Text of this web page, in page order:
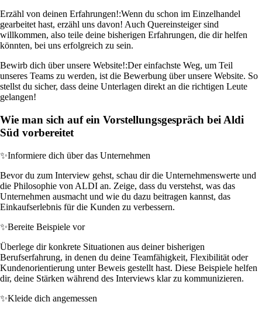
Erzähl von deinen Erfahrungen!:Wenn du schon im Einzelhandel
gearbeitet hast, erzähl uns davon! Auch Quereinsteiger sind
willkommen, also teile deine bisherigen Erfahrungen, die dir helfen
könnten, bei uns erfolgreich zu sein.
Bewirb dich über unsere Website!:Der einfachste Weg, um Teil
unseres Teams zu werden, ist die Bewerbung über unsere Website. So
stellst du sicher, dass deine Unterlagen direkt an die richtigen Leute
gelangen!
Wie man sich auf ein Vorstellungsgespräch bei Aldi
Süd vorbereitet
✨Informiere dich über das Unternehmen
Bevor du zum Interview gehst, schau dir die Unternehmenswerte und
die Philosophie von ALDI an. Zeige, dass du verstehst, was das
Unternehmen ausmacht und wie du dazu beitragen kannst, das
Einkaufserlebnis für die Kunden zu verbessern.
✨Bereite Beispiele vor
Überlege dir konkrete Situationen aus deiner bisherigen
Berufserfahrung, in denen du deine Teamfähigkeit, Flexibilität oder
Kundenorientierung unter Beweis gestellt hast. Diese Beispiele helfen
dir, deine Stärken während des Interviews klar zu kommunizieren.
✨Kleide dich angemessen